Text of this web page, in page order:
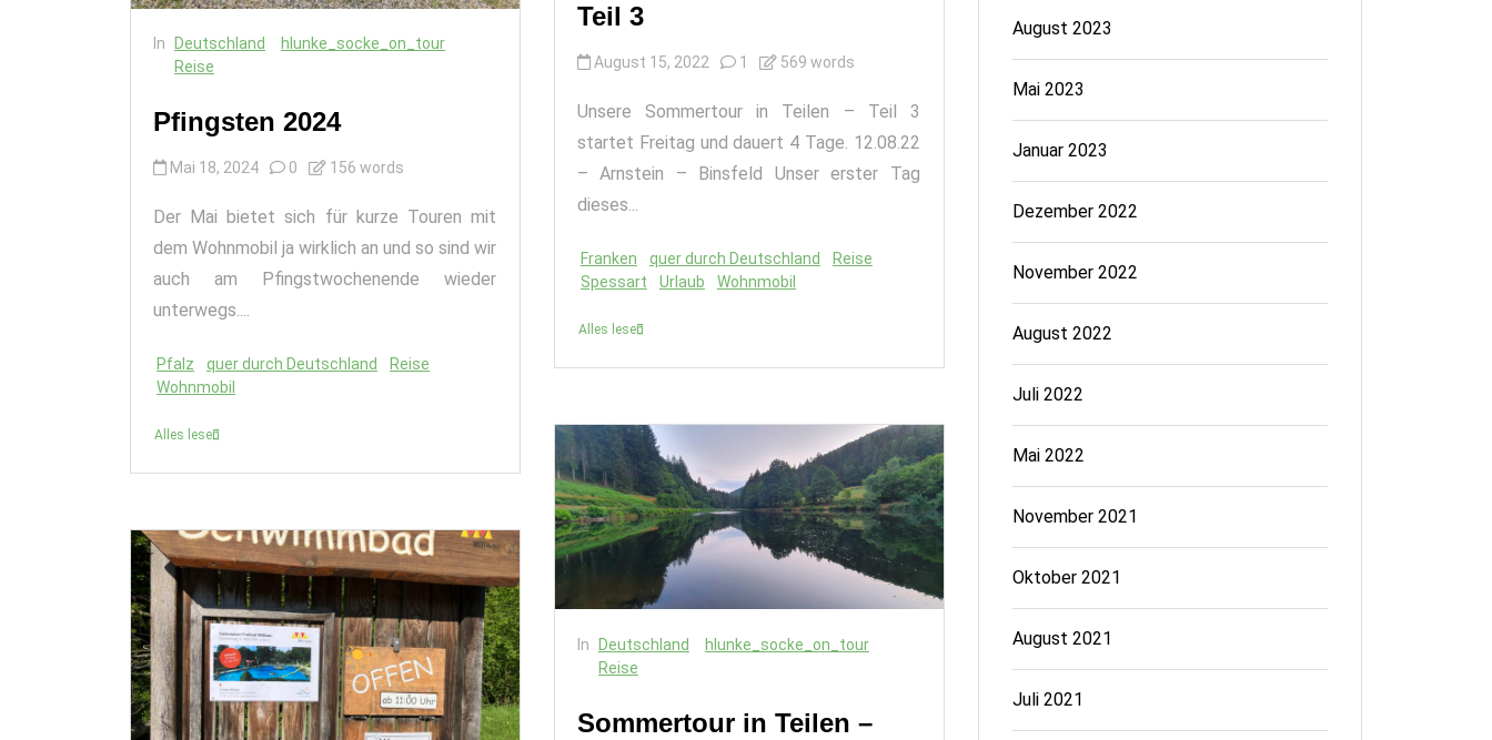
In Deutschland
hlunke_socke_on_tour
Reise
Pfingsten 2024
Mai 18, 2024 0 156 words
Der Mai bietet sich für kurze Touren mit
dem Wohnmobil ja wirklich an und so sind wir
auch am Pfingstwochenende wieder
unterwegs....
Pfalz quer durch Deutschland
Reise
Wohnmobil
Alles lesen
Teil 3
August 15, 2022 1 569 words
Unsere Sommertour in Teilen – Teil 3
startet Freitag und dauert 4 Tage. 12.08.22
– Arnstein – Binsfeld Unser erster Tag
dieses...
Franken quer durch Deutschland
Reise
Spessart
Urlaub Wohnmobil
Alles lesen
In Deutschland
hlunke_socke_on_tour
Reise
Sommertour in Teilen –
August 2023
Mai 2023
Januar 2023
Dezember 2022
November 2022
August 2022
Juli 2022
Mai 2022
November 2021
Oktober 2021
August 2021
Juli 2021